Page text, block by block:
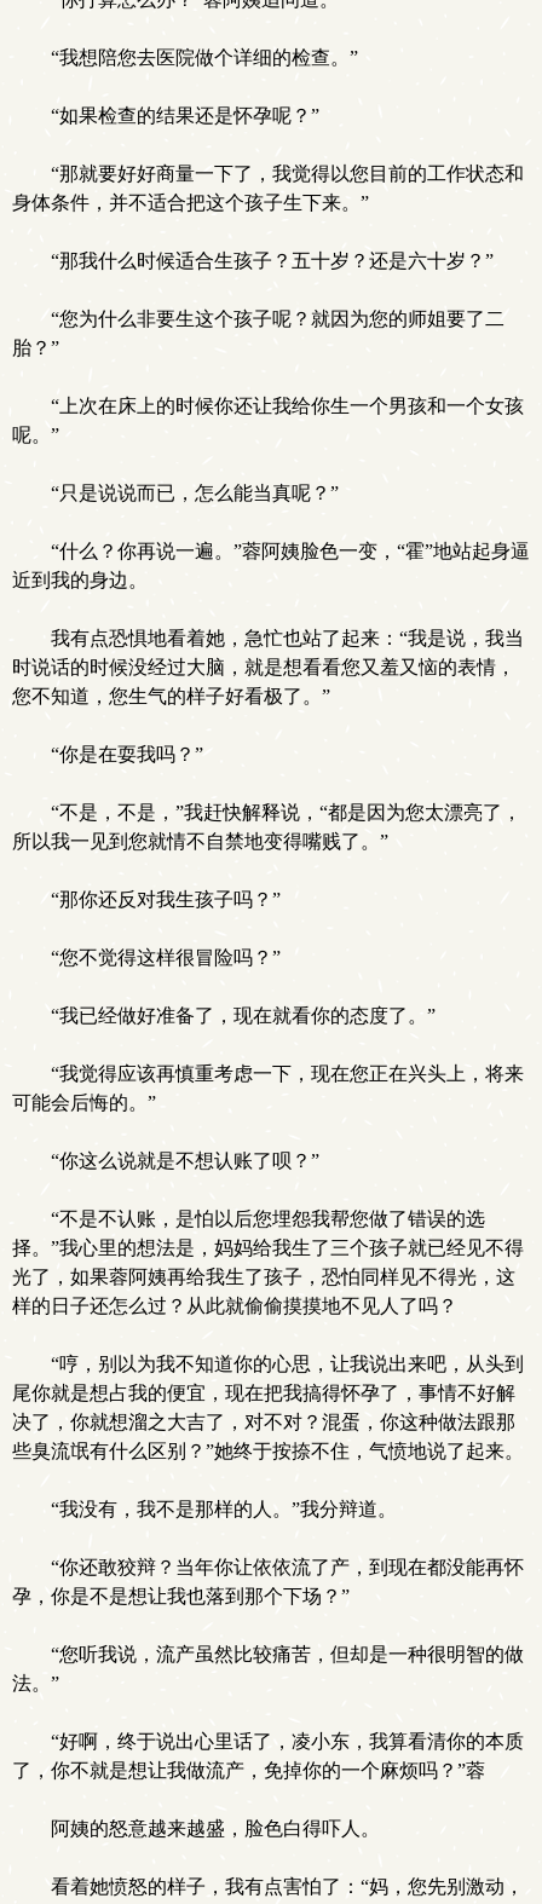
“我想陪您去医院做个详细的检查。”
“如果检查的结果还是怀孕呢？”
“那就要好好商量一下了，我觉得以您目前的工作状态和
身体条件，并不适合把这个孩子生下来。”
“那我什么时候适合生孩子？五十岁？还是六十岁？”
“您为什么非要生这个孩子呢？就因为您的师姐要了二
胎？”
“上次在床上的时候你还让我给你生一个男孩和一个女孩
呢。”
“只是说说而已，怎么能当真呢？”
“什么？你再说一遍。”蓉阿姨脸色一变，“霍”地站起身逼
近到我的身边。
我有点恐惧地看着她，急忙也站了起来：“我是说，我当
时说话的时候没经过大脑，就是想看看您又羞又恼的表情，
您不知道，您生气的样子好看极了。”
“你是在耍我吗？”
“不是，不是，”我赶快解释说，“都是因为您太漂亮了，
所以我一见到您就情不自禁地变得嘴贱了。”
“那你还反对我生孩子吗？”
“您不觉得这样很冒险吗？”
“我已经做好准备了，现在就看你的态度了。”
“我觉得应该再慎重考虑一下，现在您正在兴头上，将来
可能会后悔的。”
“你这么说就是不想认账了呗？”
“不是不认账，是怕以后您埋怨我帮您做了错误的选
择。”我心里的想法是，妈妈给我生了三个孩子就已经见不得
光了，如果蓉阿姨再给我生了孩子，恐怕同样见不得光，这
样的日子还怎么过？从此就偷偷摸摸地不见人了吗？
“哼，别以为我不知道你的心思，让我说出来吧，从头到
尾你就是想占我的便宜，现在把我搞得怀孕了，事情不好解
决了，你就想溜之大吉了，对不对？混蛋，你这种做法跟那
些臭流氓有什么区别？”她终于按捺不住，气愤地说了起来。
“我没有，我不是那样的人。”我分辩道。
“你还敢狡辩？当年你让依依流了产，到现在都没能再怀
孕，你是不是想让我也落到那个下场？”
“您听我说，流产虽然比较痛苦，但却是一种很明智的做
法。”
“好啊，终于说出心里话了，凌小东，我算看清你的本质
了，你不就是想让我做流产，免掉你的一个麻烦吗？”蓉
阿姨的怒意越来越盛，脸色白得吓人。
看着她愤怒的样子，我有点害怕了：“妈，您先别激动，